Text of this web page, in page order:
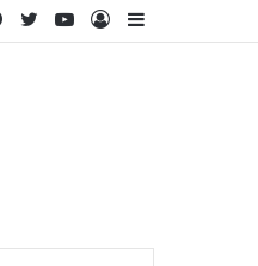
Kenar
Kayıt
YouTube
Twitter
Facebook